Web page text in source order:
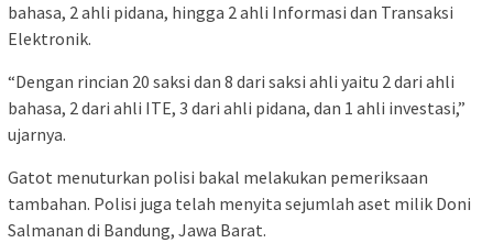
bahasa, 2 ahli pidana, hingga 2 ahli Informasi dan Transaksi
Elektronik.
“Dengan rincian 20 saksi dan 8 dari saksi ahli yaitu 2 dari ahli
bahasa, 2 dari ahli ITE, 3 dari ahli pidana, dan 1 ahli investasi,”
ujarnya.
Gatot menuturkan polisi bakal melakukan pemeriksaan
tambahan. Polisi juga telah menyita sejumlah aset milik Doni
Salmanan di Bandung, Jawa Barat.